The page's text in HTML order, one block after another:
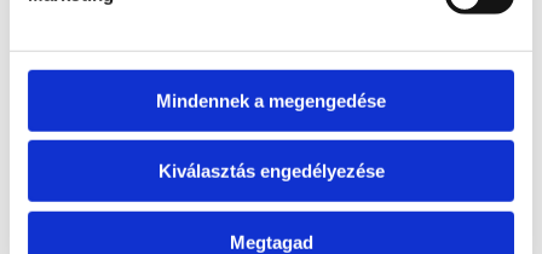
Mindennek a megengedése
Kiválasztás engedélyezése
Megtagad
teszem
Érdekelhetnek még…
Kapcsolódó termékek